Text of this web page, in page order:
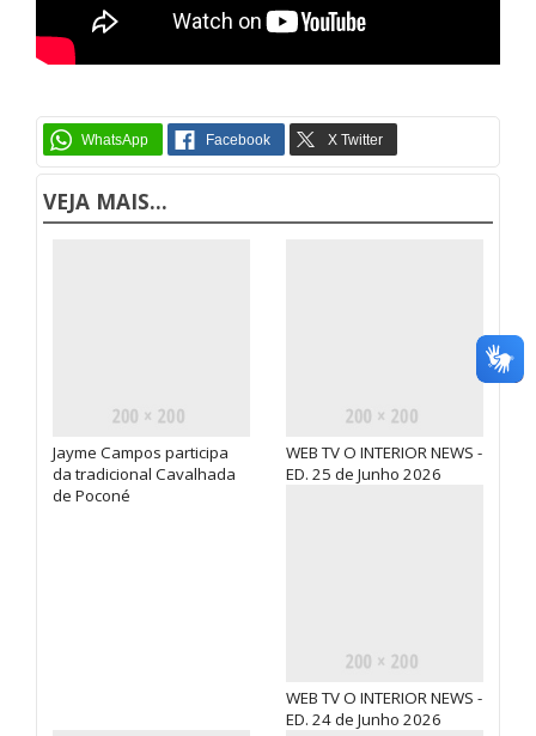
VEJA MAIS...
Jayme Campos participa
da tradicional Cavalhada
de Poconé
WEB TV O INTERIOR NEWS -
ED. 25 de Junho 2026
WEB TV O INTERIOR NEWS -
ED. 24 de Junho 2026